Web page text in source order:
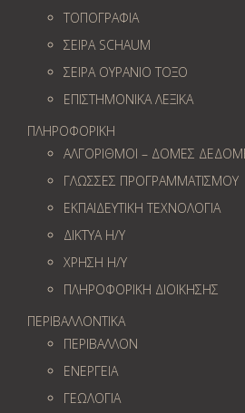
ΤΟΠΟΓΡΑΦΙΑ
ΣΕΙΡΑ SCHAUM
ΣΕΙΡΑ ΟΥΡΑΝΙΟ ΤΟΞΟ
ΕΠΙΣΤΗΜΟΝΙΚΑ ΛΕΞΙΚΑ
ΠΛΗΡΟΦΟΡΙΚΗ
ΑΛΓΟΡΙΘΜΟΙ – ΔΟΜΕΣ
ΓΛΩΣΣΕΣ ΠΡΟΓΡΑΜΜΑΤΙΣΜΟΥ
ΕΚΠΑΙΔΕΥΤΙΚΗ ΤΕΧΝΟΛΟΓΙΑ
ΔΙΚΤΥΑ Η/Υ
ΧΡΗΣΗ Η/Υ
ΠΛΗΡΟΦΟΡΙΚΗ ΔΙΟΙΚΗΣΗΣ
ΠΕΡΙΒΑΛΛΟΝΤΙΚΑ
ΠΕΡΙΒΑΛΛΟΝ
ΕΝΕΡΓΕΙΑ
ΓΕΩΛOΓΙΑ